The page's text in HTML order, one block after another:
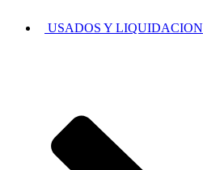
USADOS Y LIQUIDACION